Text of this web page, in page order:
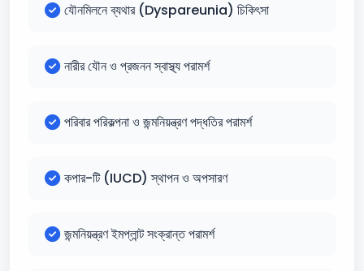
যৌনমিলনে ব্যথার (Dyspareunia) চিকিৎসা
নারীর যৌন ও প্রজনন স্বাস্থ্য পরামর্শ
পরিবার পরিকল্পনা ও জন্মনিয়ন্ত্রণ পদ্ধতির পরামর্শ
কপার-টি (IUCD) স্থাপন ও অপসারণ
জন্মনিয়ন্ত্রণ ইমপ্লান্ট সংক্রান্ত পরামর্শ